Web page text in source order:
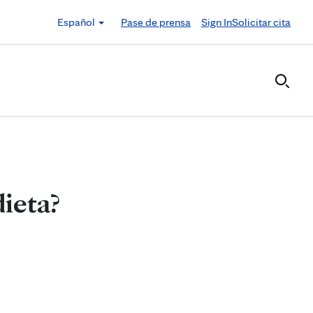
Español Pase de prensa Sign InSolicitar cita